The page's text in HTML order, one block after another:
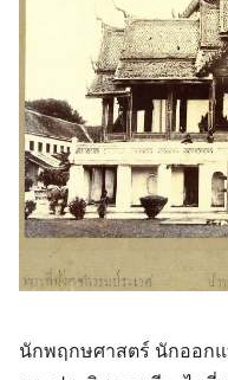
นักพฤกษศาสตร์ นักออก